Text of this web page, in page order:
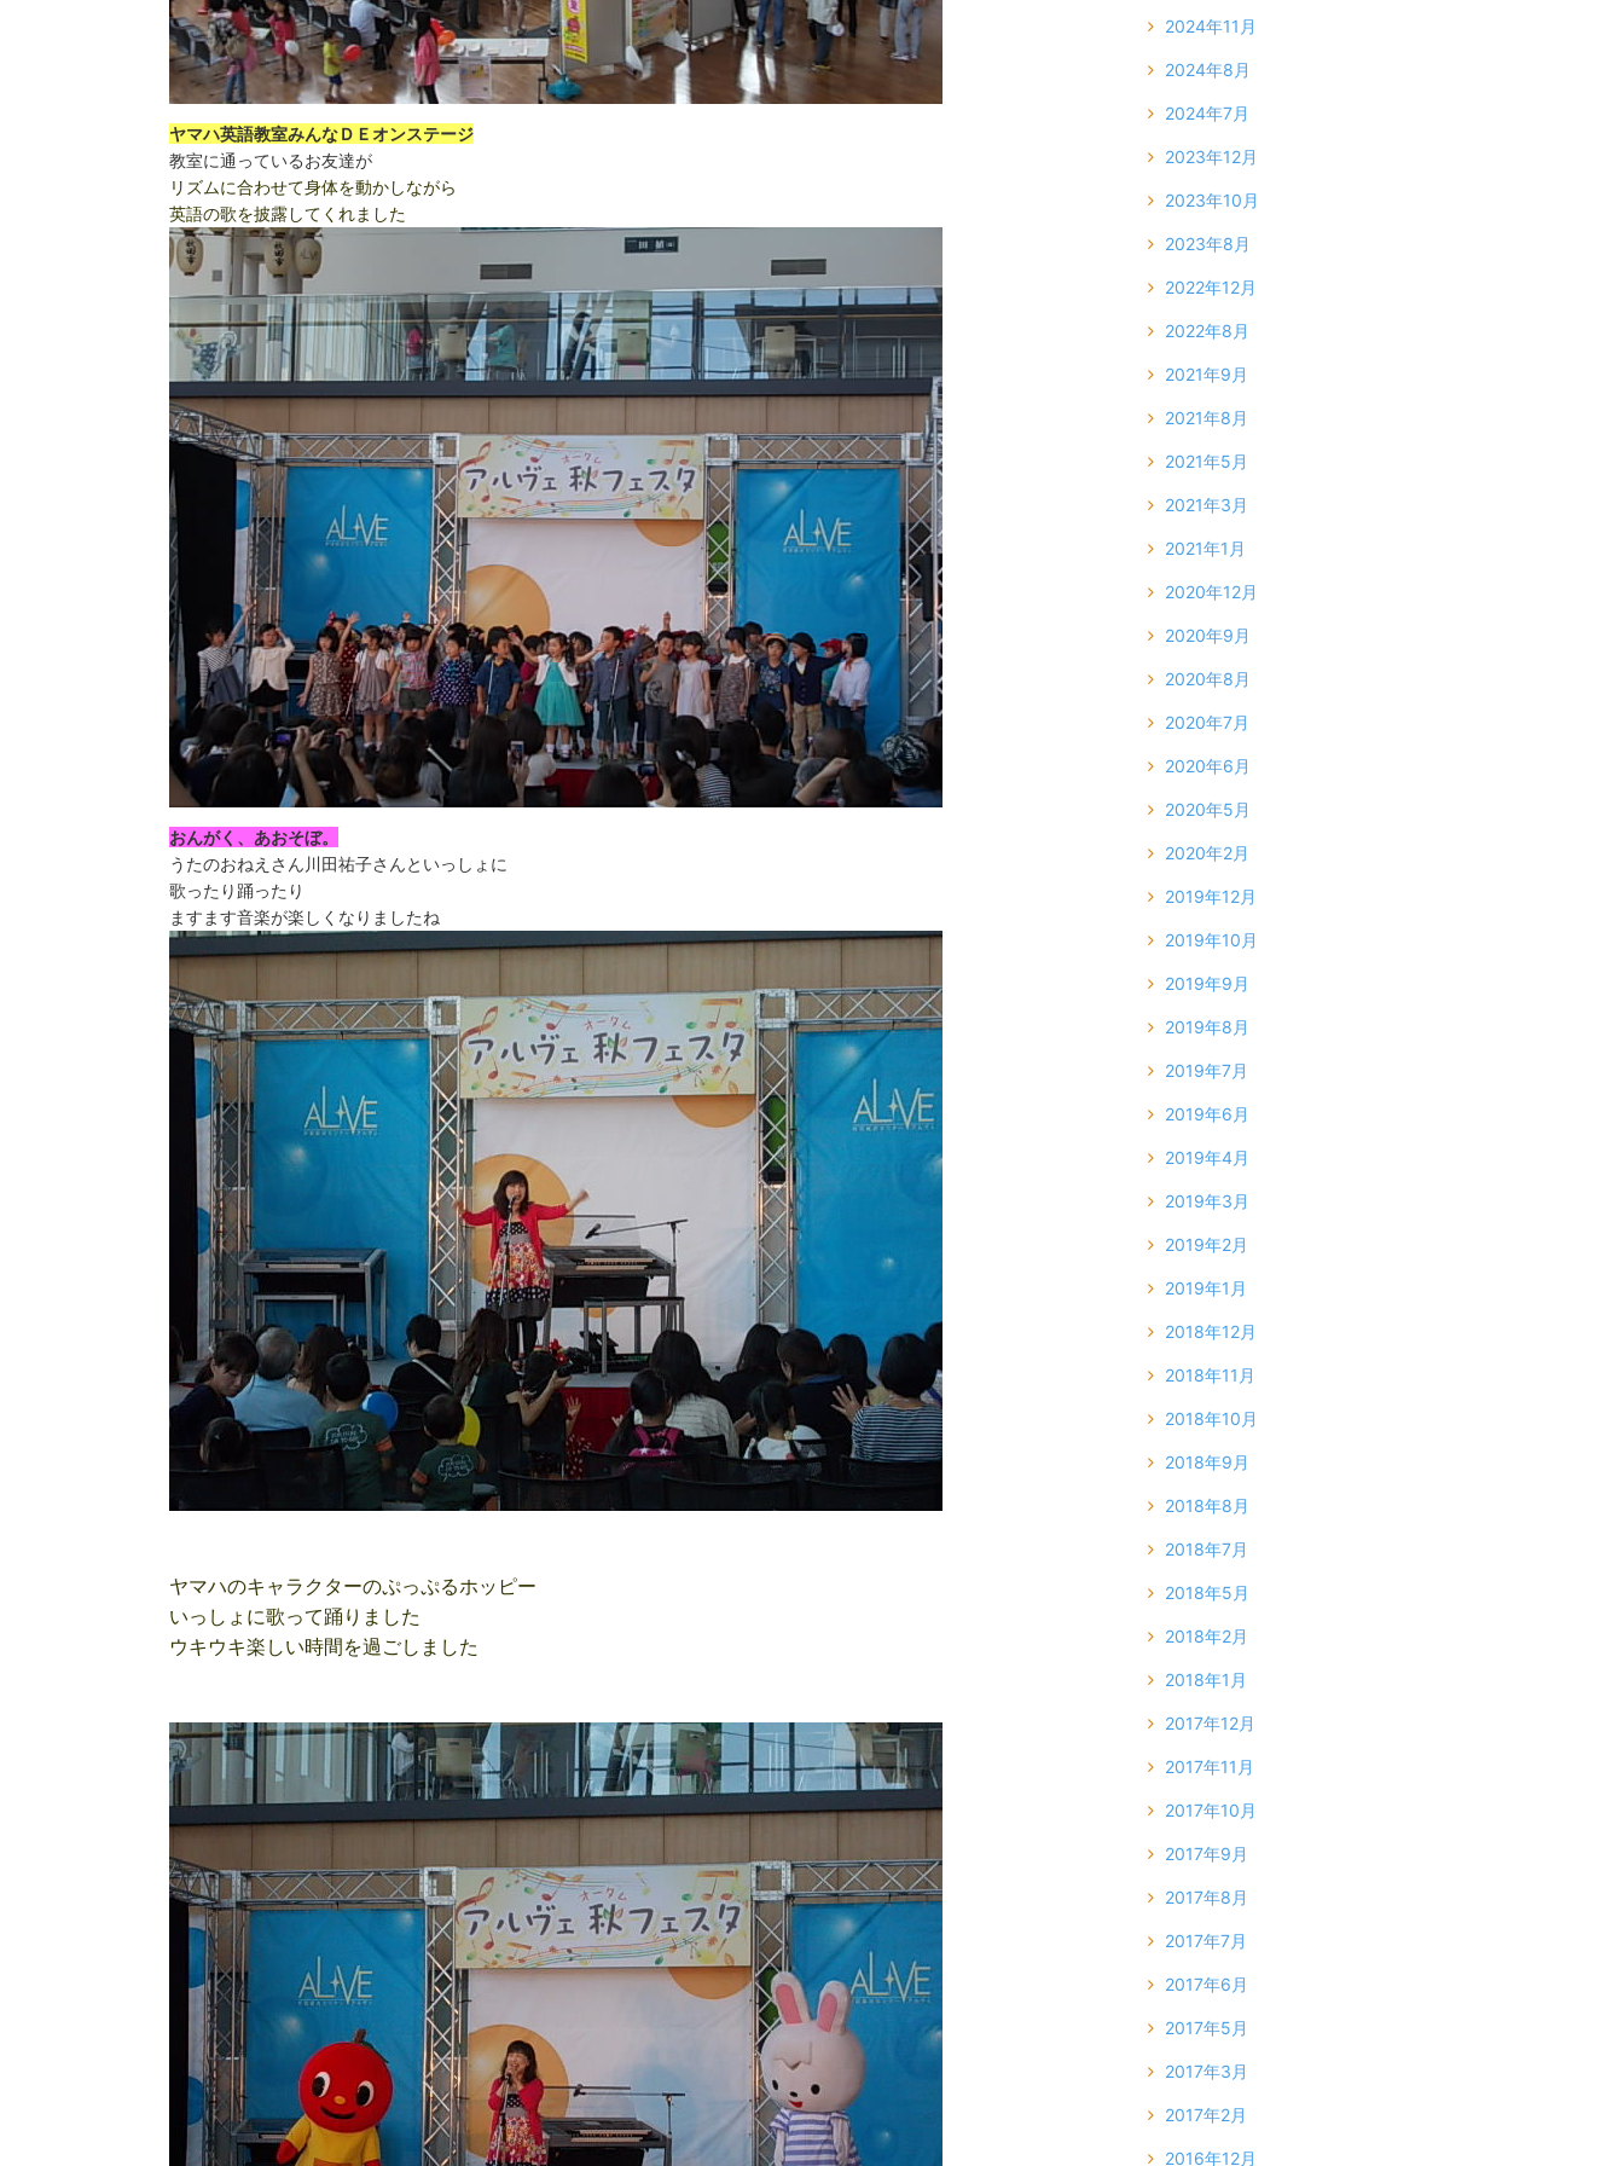
ヤマハ英語教室みんなＤＥオンステージ
教室に通っているお友達が
リズムに合わせて身体を動かしながら
英語の歌を披露してくれました
おんがく、あおそぼ。
うたのおねえさん川田祐子さんといっしょに
歌ったり踊ったり
ますます音楽が楽しくなりましたね
ヤマハのキャラクターのぷっぷるホッピー
いっしょに歌って踊りました
ウキウキ楽しい時間を過ごしました
2024年11月
2024年8月
2024年7月
2023年12月
2023年10月
2023年8月
2022年12月
2022年8月
2021年9月
2021年8月
2021年5月
2021年3月
2021年1月
2020年12月
2020年9月
2020年8月
2020年7月
2020年6月
2020年5月
2020年2月
2019年12月
2019年10月
2019年9月
2019年8月
2019年7月
2019年6月
2019年4月
2019年3月
2019年2月
2019年1月
2018年12月
2018年11月
2018年10月
2018年9月
2018年8月
2018年7月
2018年5月
2018年2月
2018年1月
2017年12月
2017年11月
2017年10月
2017年9月
2017年8月
2017年7月
2017年6月
2017年5月
2017年3月
2017年2月
2016年12月